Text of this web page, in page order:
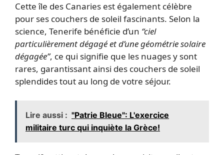
Cette île des Canaries est également célèbre
pour ses couchers de soleil fascinants. Selon la
science, Tenerife bénéficie d’un “ciel
particulièrement dégagé et d’une géométrie solaire
dégagée”, ce qui signifie que les nuages y sont
rares, garantissant ainsi des couchers de soleil
splendides tout au long de votre séjour.
Lire aussi : "Patrie Bleue": L'exercice
militaire turc qui inquiète la Grèce!